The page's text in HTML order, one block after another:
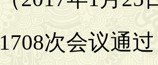
1708次会议通